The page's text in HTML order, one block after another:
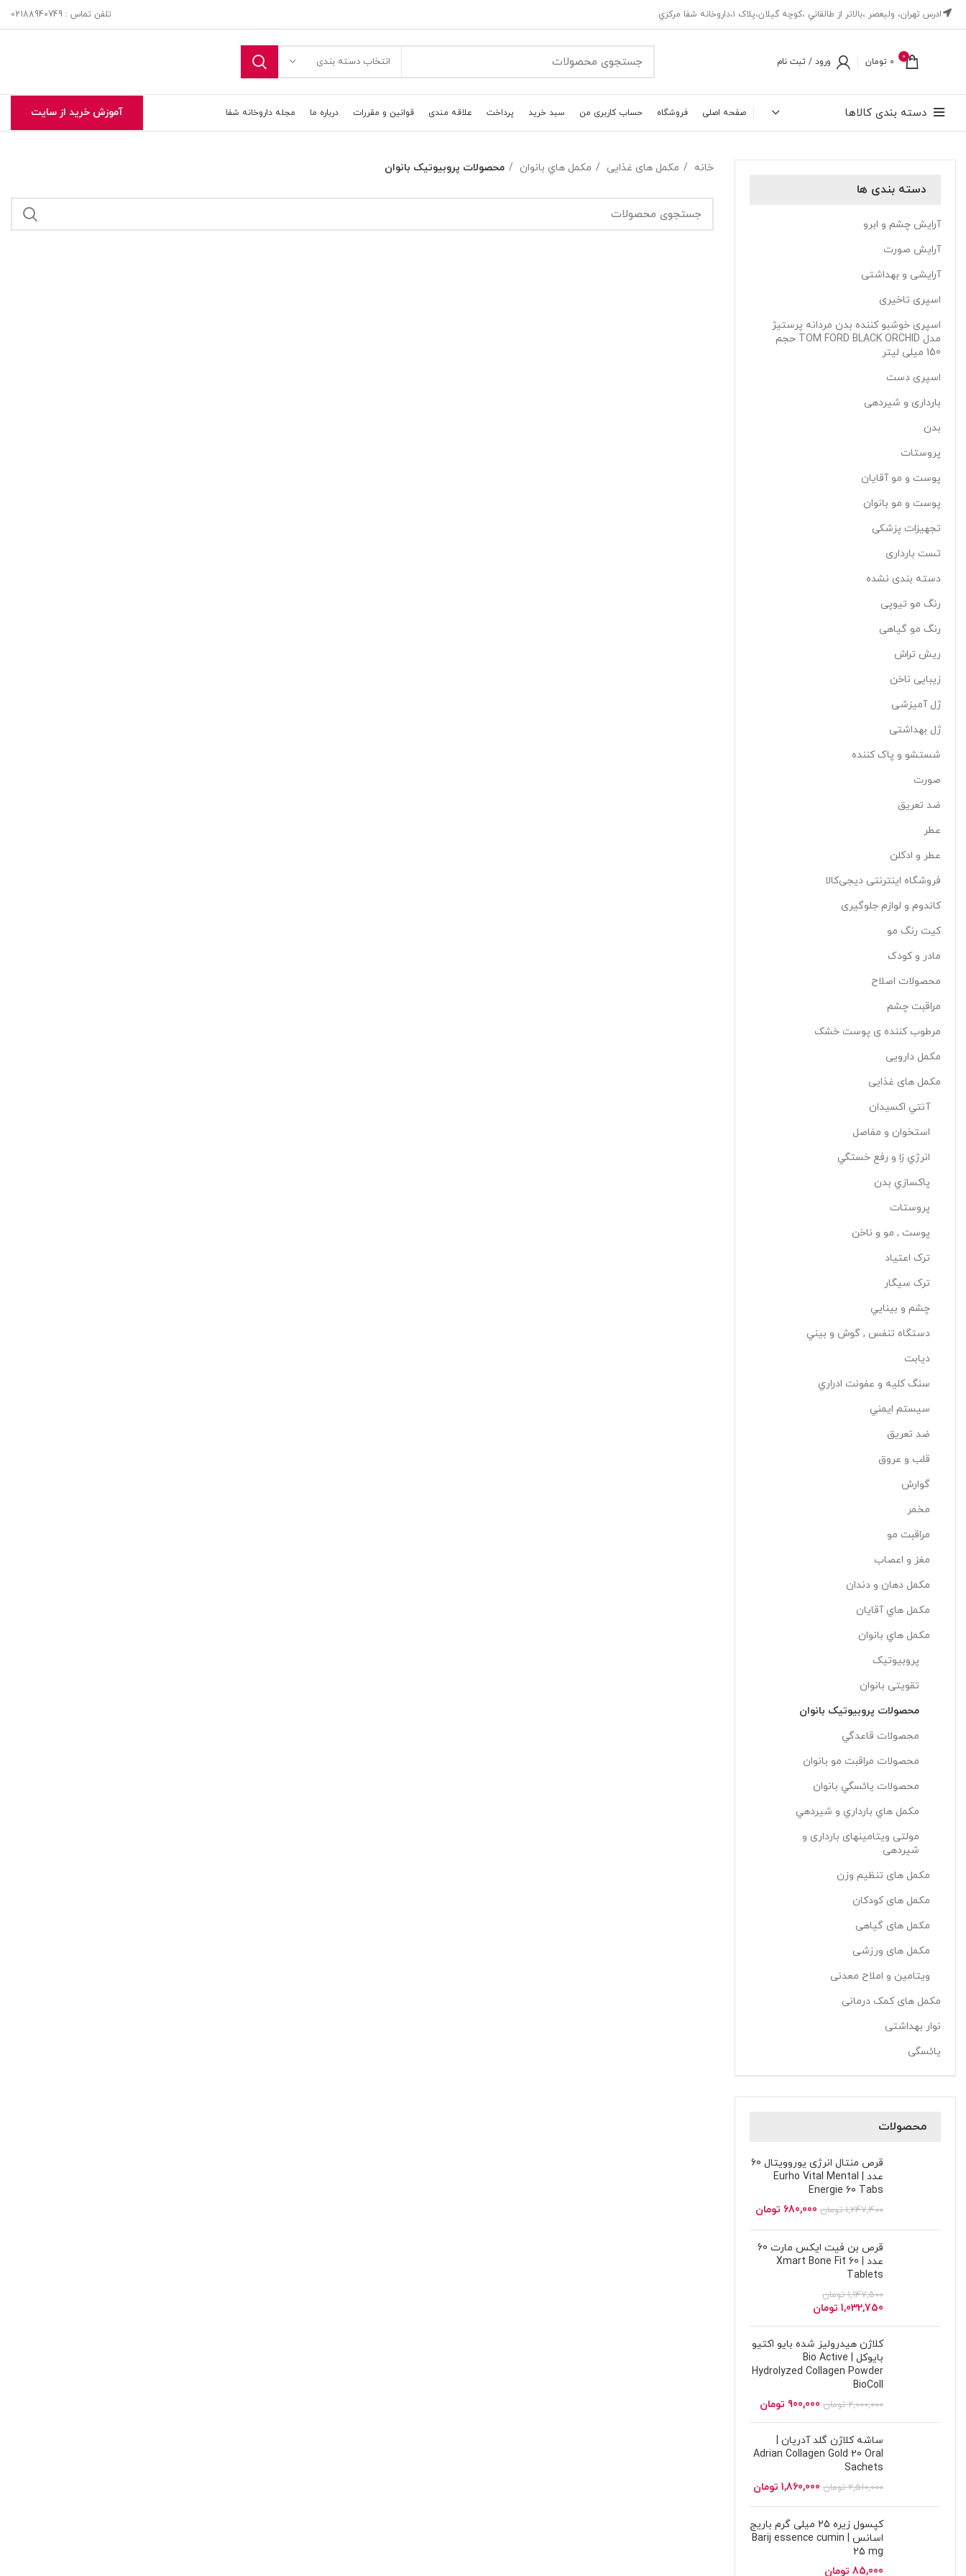
ادرس تهران، ‎وليعصر ،بالاتر از طالقاني ،كوچه گيلان،پلاک ۱،داروخانه شفا مركزي تلفن تماس : 02188940749
0
0 تومان ورود / ثبت نام انتخاب دسته بندی
دسته بندی کالاها صفحه اصلی فروشگاه حساب کاربری من سبد خرید پرداخت علاقه مندی قوانین و مقررات درباره ما مجله داروخانه شفا آموزش خرید از سایت
دسته بندی ها
آرایش چشم و ابرو
آرایش صورت
آرایشی و بهداشتی
اسپری تاخیری
اسپری خوشبو کننده بدن مردانه پرستیژ
مدل TOM FORD BLACK ORCHID حجم
150 میلی لیتر
اسپری دست
بارداری و شیردهی
بدن
پروستات
پوست و مو آقایان
پوست و مو بانوان
تجهیزات پزشکی
تست بارداری
دسته بندی نشده
رنگ مو تیوپی
رنگ مو گیاهی
ریش تراش
زیبایی ناخن
ژل آمیزشی
ژل بهداشتی
شستشو و پاک کننده
صورت
ضد تعریق
عطر
عطر و ادکلن
فروشگاه اینترنتی دیجی‌کالا
کاندوم و لوازم جلوگیری
کیت رنگ مو
مادر و کودک
محصولات اصلاح
مراقبت چشم
مرطوب کننده ی پوست خشک
مکمل دارویی
مکمل های غذایی
آنتي اکسيدان
استخوان و مفاصل
انرژي زا و رفع خستگي
پاکسازي بدن
پروستات
پوست , مو و ناخن
ترک اعتياد
ترک سيگار
چشم و بينايي
دستگاه تنفس , گوش و بيني
دیابت
سنگ کليه و عفونت ادراري
سيستم ايمني
ضد تعريق
قلب و عروق
گوارش
مخمر
مراقبت مو
مغز و اعصاب
مکمل دهان و دندان
مکمل هاي آقايان
مکمل هاي بانوان
پروبیوتیک
تقویتی بانوان
محصولات پروبيوتيک بانوان
محصولات قاعدگي
محصولات مراقبت مو بانوان
محصولات يائسگي بانوان
مکمل هاي بارداري و شيردهي
مولتی ویتامینهای بارداری و
شیردهی
مکمل های تنظیم وزن
مکمل های کودکان
مکمل های گیاهی
مکمل های ورزشی
ویتامین و املاح معدنی
مکمل های کمک درمانی
نوار بهداشتی
یائسگی
محصولات
قرص منتال انرژی یوروویتال 60
عدد | Eurho Vital Mental
Energie 60 Tabs
1,247,400 تومان 680,000 تومان
قرص بن فیت ایکس مارت 60
عدد | Xmart Bone Fit 60
Tablets
1,147,500 تومان
1,032,750 تومان
کلاژن هیدرولیز شده بایو اکتیو
بایوکل | Bio Active
Hydrolyzed Collagen Powder
BioColl
2,000,000 تومان 900,000 تومان
ساشه کلاژن گلد آدریان |
Adrian Collagen Gold 20 Oral
Sachets
2,510,000 تومان 1,860,000 تومان
کپسول زیره 25 میلی گرم باریج
اسانس | Barij essence cumin
25 mg
85,000 تومان
خانه مکمل های غذایی مکمل هاي بانوان محصولات پروبيوتيک بانوان